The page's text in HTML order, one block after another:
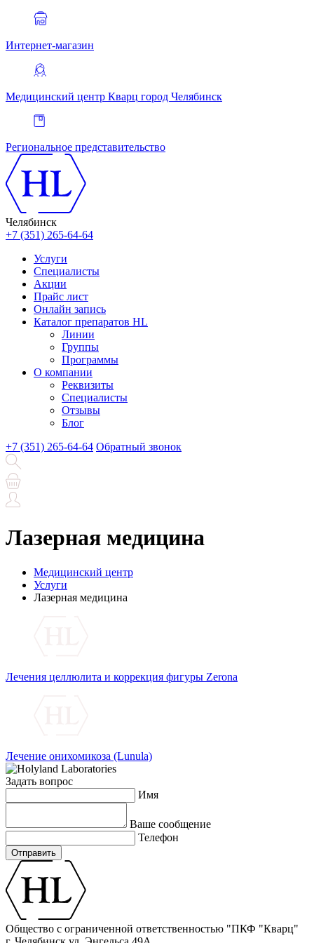
Интернет-магазин
Медицинский центр Кварц город Челябинск
Региональное представительство
Челябинск
+7 (351) 265-64-64
Услуги
Специалисты
Акции
Прайс лист
Онлайн запись
Каталог препаратов HL
Линии
Группы
Программы
О компании
Реквизиты
Специалисты
Отзывы
Блог
+7 (351) 265-64-64 Обратный звонок
Лазерная медицина
Медицинский центр
Услуги
Лазерная медицина
Лечения целлюлита и коррекция фигуры Zerona
Лечение онихомикоза (Lunula)
Задать вопрос
Имя
Ваше сообщение
Телефон
Отправить
Общество с ограниченной ответственностью "ПКФ "Кварц"